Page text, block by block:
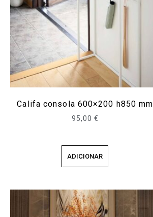
Califa consola 600×200 h850 mm
95,00€
ADICIONAR